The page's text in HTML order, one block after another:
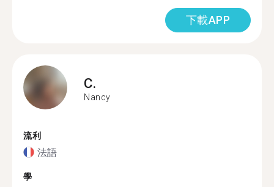
下載APP
C.
Nancy
流利
法語
學